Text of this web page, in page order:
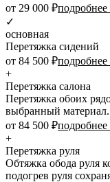
от 29 000 ₽
✓
основная
Перетяжка сидений
от 84 500 ₽
+
Перетяжка салона
Перетяжка обоих
выбранный материал.
от 84 500 ₽
+
Перетяжка руля
Обтяжка обода руля
подогрев руля